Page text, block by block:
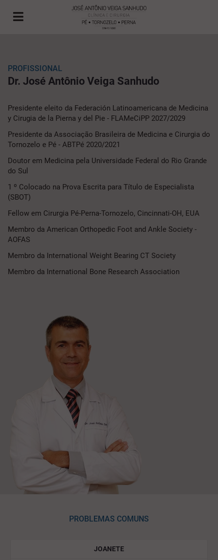
PROFISSIONAL
Dr. José Antônio Veiga Sanhudo
Presidente eleito da Federación Latinoamericana de Medicina
y Cirugia de la Pierna y del Pie - FLAMeCiPP 2027/2029
Presidente da Associação Brasileira de Medicina e Cirurgia do
Tornozelo e Pé - ABTPé 2020/2021
Doutor em Medicina pela Universidade Federal do Rio Grande
do Sul
1 º Colocado na Prova Escrita para Título de Especialista
(SBOT)
Fellow em Cirurgia Pé-Perna-Tornozelo, Cincinnati-OH, EUA
Membro da American Orthopedic Foot and Ankle Society -
AOFAS
Membro da International Weight Bearing CT Society
Membro da International Bone Research Association
PROBLEMAS COMUNS
JOANETE